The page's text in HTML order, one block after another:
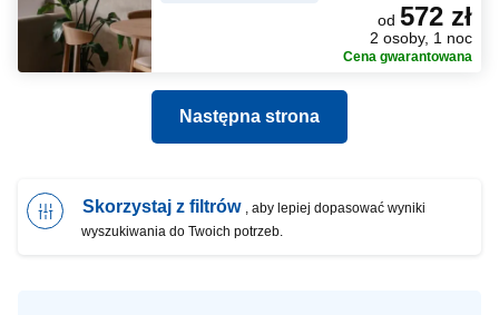
od 572 zł
2 osoby, 1 noc
Cena gwarantowana
Następna strona
Skorzystaj z filtrów , aby lepiej dopasować wyniki
wyszukiwania do Twoich potrzeb.